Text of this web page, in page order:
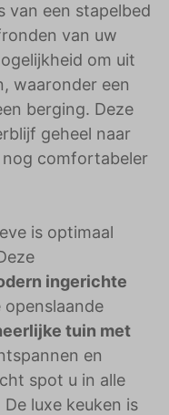
van een stapelbed
van uw
om uit
waaronder een
berging. Deze
geheel naar
nog comfortabeler
is optimaal
ingerichte
openslaande
tuin met
en
spot u in alle
luxe keuken is